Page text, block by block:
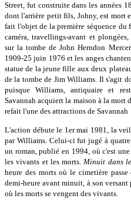
Street, fut construite dans les années
dont l'arrière petit fils, Johny, est mort
fait l'objet de la première séquence du
caméra, travellings-avant et
sur la tombe de John Herndon
1909-25 juin 1976 et les anges
statue de la jeune fille aux deux
de la tombe de Jim Williams. Il s'agit
puisque Williams, antiquaire et
Savannah acquiert la maison à la mort
refait l'une des attractions de Savannah
L'action débute le 1er mai 1981, la
par Williams. Celui-ci fut jugé à
un roman, publié en 1994, où c'est
les vivants et les morts. Minuit dans
heure des morts où le cimetière
demi-heure avant minuit, à son
où les morts se vengent des vivants.